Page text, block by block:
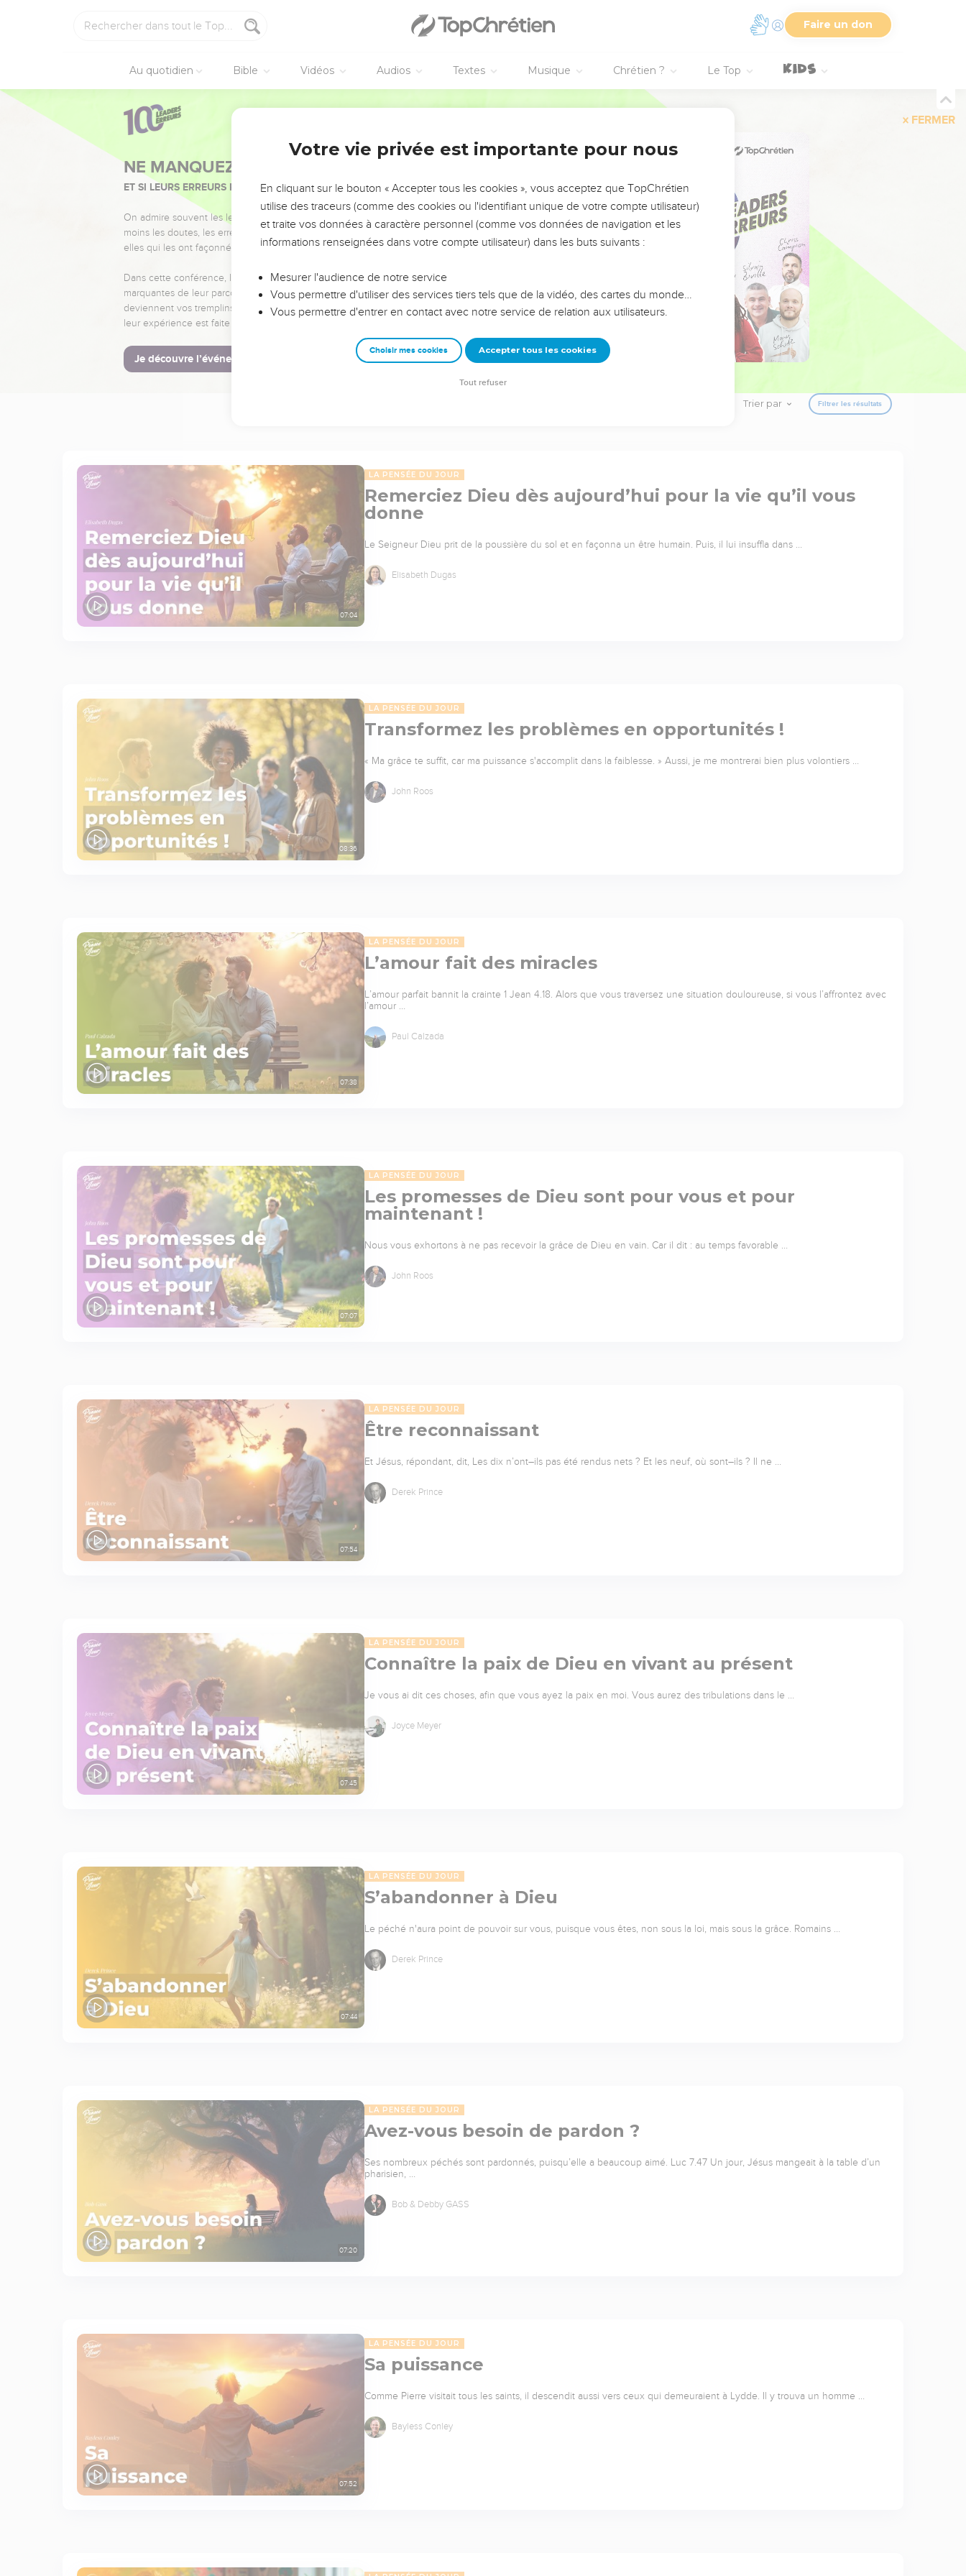
Faire un don
Au quotidien Bible Vidéos Audios Textes Musique Chrétien ? Le Top
FERMER
NE MANQUEZ PAS L’ÉVÉNEMENT DE L’ANNÉE !
ET SI LEURS ERREURS POUVAIENT VOUS ÉVITER LES VOTRES ?
On admire souvent les leaders pour leurs réussites, leur impact, leur foi ou leur vision. Mais on voit
moins les doutes, les erreurs et les saisons difficiles qu'ils ont traversés, alors même que ce sont
elles qui les ont façonnés.
Dans cette conférence, leaders, entrepreneurs, et responsables reviennent sur les erreurs
marquantes de leur parcours et les clés pour avancer avec plus de sagesse afin que leurs erreurs
deviennent vos tremplins. Que vous guidiez un ministère, une équipe, un groupe ou une famille,
leur expérience est faite pour vous.
Je découvre l’événement
Trier par Filtrer les résultats
07:04
LA PENSÉE DU JOUR
Remerciez Dieu dès aujourd’hui pour la vie qu’il vous
donne
Le Seigneur Dieu prit de la poussière du sol et en façonna un être humain. Puis, il lui insuffla dans …
Elisabeth Dugas
08:36
LA PENSÉE DU JOUR
Transformez les problèmes en opportunités !
« Ma grâce te suffit, car ma puissance s'accomplit dans la faiblesse. » Aussi, je me montrerai bien plus volontiers …
John Roos
07:38
LA PENSÉE DU JOUR
L’amour fait des miracles
L’amour parfait bannit la crainte 1 Jean 4.18. Alors que vous traversez une situation douloureuse, si vous l’affrontez avec
l’amour …
Paul Calzada
07:07
LA PENSÉE DU JOUR
Les promesses de Dieu sont pour vous et pour
maintenant !
Nous vous exhortons à ne pas recevoir la grâce de Dieu en vain. Car il dit : au temps favorable …
John Roos
07:54
LA PENSÉE DU JOUR
Être reconnaissant
Et Jésus, répondant, dit, Les dix n’ont–ils pas été rendus nets ? Et les neuf, où sont–ils ? Il ne …
Derek Prince
07:45
LA PENSÉE DU JOUR
Connaître la paix de Dieu en vivant au présent
Je vous ai dit ces choses, afin que vous ayez la paix en moi. Vous aurez des tribulations dans le …
Joyce Meyer
07:44
LA PENSÉE DU JOUR
S’abandonner à Dieu
Le péché n'aura point de pouvoir sur vous, puisque vous êtes, non sous la loi, mais sous la grâce. Romains …
Derek Prince
07:20
LA PENSÉE DU JOUR
Avez-vous besoin de pardon ?
Ses nombreux péchés sont pardonnés, puisqu’elle a beaucoup aimé. Luc 7.47 Un jour, Jésus mangeait à la table d’un
pharisien, …
Bob & Debby GASS
07:52
LA PENSÉE DU JOUR
Sa puissance
Comme Pierre visitait tous les saints, il descendit aussi vers ceux qui demeuraient à Lydde. Il y trouva un homme …
Bayless Conley
Votre vie privée est importante pour nous
En cliquant sur le bouton « Accepter tous les cookies », vous acceptez que TopChrétien
utilise des traceurs (comme des cookies ou l'identifiant unique de votre compte utilisateur)
et traite vos données à caractère personnel (comme vos données de navigation et les
informations renseignées dans votre compte utilisateur) dans les buts suivants :
Mesurer l'audience de notre service
Vous permettre d'utiliser des services tiers tels que de la vidéo, des cartes du monde…
Vous permettre d'entrer en contact avec notre service de relation aux utilisateurs.
Choisir mes cookies Accepter tous les cookies
Tout refuser